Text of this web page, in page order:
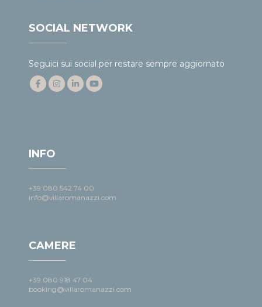
SOCIAL NETWORK
Seguici sui social per restare sempre aggiornato
INFO
+39 080 542 74 00
info@villaromanazzi.com
CAMERE
+39 080 918 47 04
booking@villaromanazzi.com